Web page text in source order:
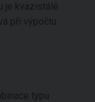
je kvazistálé
při výpočtu
typu